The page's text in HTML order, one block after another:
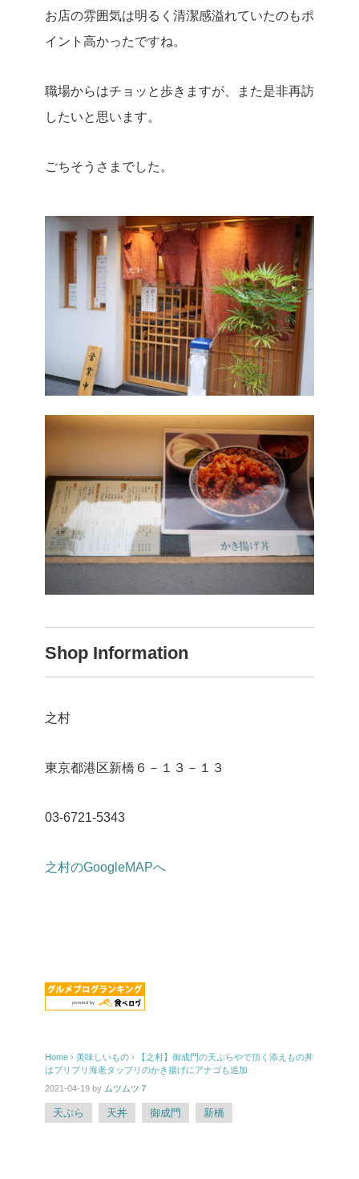
お店の雰囲気は明るく清潔感溢れていたのもポ
イント高かったですね。
職場からはチョッと歩きますが、また是非再訪
したいと思います。
ごちそうさまでした。
Shop Information
之村
東京都港区新橋６－１３－１３
03-6721-5343
之村のGoogleMAPへ
Home › 美味しいもの ›
【之村】御成門の天ぷらやで頂く添えもの丼
はプリプリ海老タップリのかき揚げにアナゴも追加
2021-04-19 by ムツムツ７
天ぷら 天丼 御成門 新橋